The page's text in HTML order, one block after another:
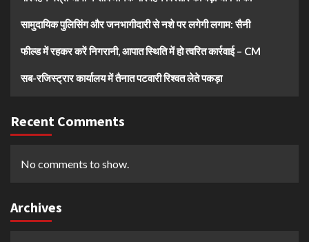
सामुदायिक पुलिसिंग और जनभागीदारी से नशे पर लगेगी लगाम: सैनी
फील्ड में रहकर करें निगरानी, आपात स्थिति में हो त्वरित कार्रवाई – CM
सब-रजिस्ट्रार कार्यालय में तैनात पटवारी रिश्वत लेते पकड़ा
Recent Comments
No comments to show.
Archives